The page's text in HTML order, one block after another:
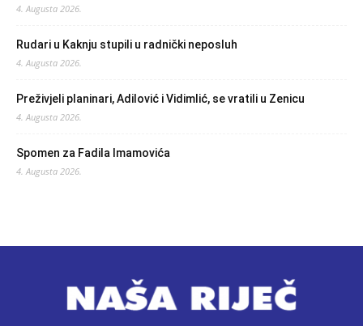
4. Augusta 2026.
Rudari u Kaknju stupili u radnički neposluh
4. Augusta 2026.
Preživjeli planinari, Adilović i Vidimlić, se vratili u Zenicu
4. Augusta 2026.
Spomen za Fadila Imamovića
4. Augusta 2026.